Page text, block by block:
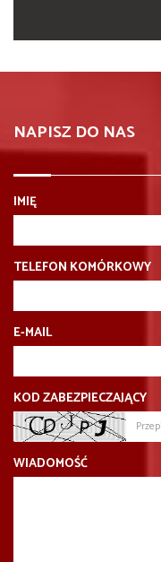
NAPISZ DO NAS
IMIĘ
TELEFON KOMÓRKOWY
E-MAIL
KOD ZABEZPIECZAJĄCY
WIADOMOŚĆ